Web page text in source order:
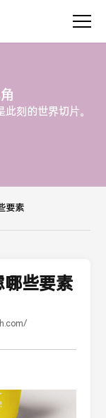
刻的世界切片。
要素
些要素